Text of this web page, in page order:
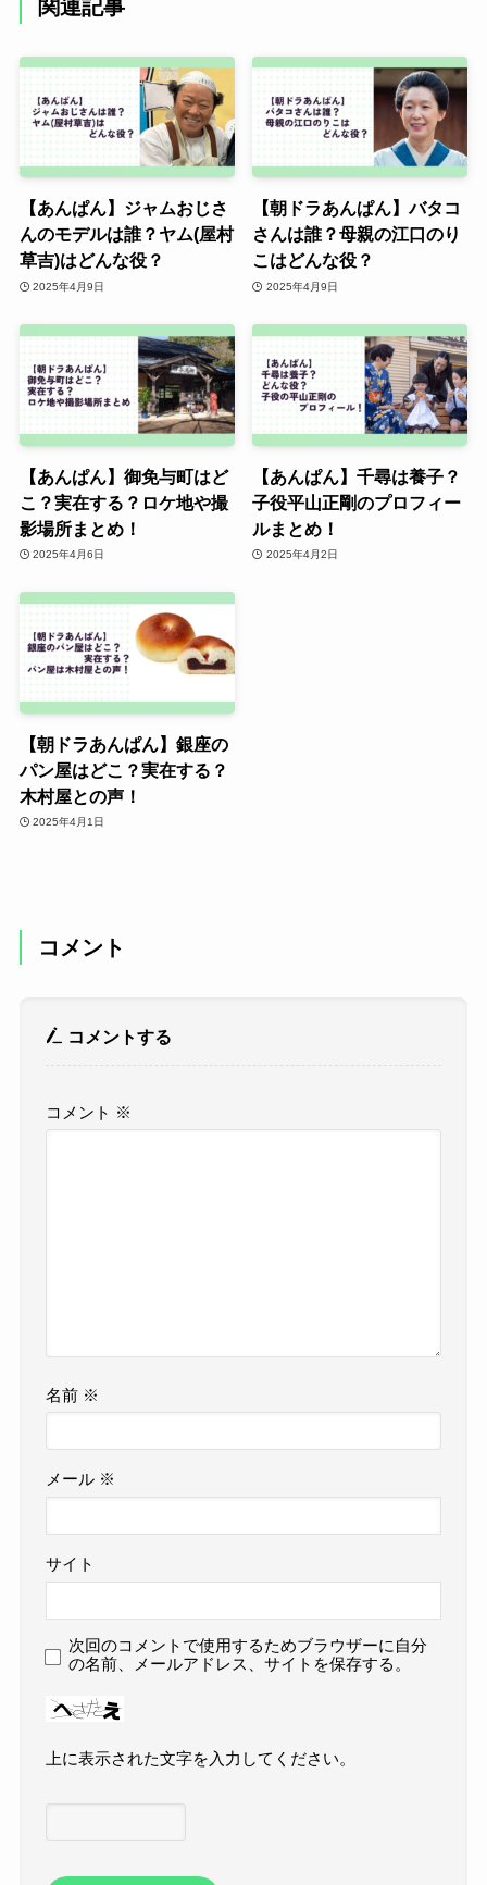
関連記事
【あんぱん】ジャムおじさ
んのモデルは誰？ヤム(屋村
草吉)はどんな役？
2025年4月9日
【朝ドラあんぱん】バタコ
さんは誰？母親の江口のり
こはどんな役？
2025年4月9日
【あんぱん】御免与町はど
こ？実在する？ロケ地や撮
影場所まとめ！
2025年4月6日
【あんぱん】千尋は養子？
子役平山正剛のプロフィー
ルまとめ！
2025年4月2日
【朝ドラあんぱん】銀座の
パン屋はどこ？実在する？
木村屋との声！
2025年4月1日
コメント
コメントする
コメント ※
名前 ※
メール ※
サイト
次回のコメントで使用するためブラウザーに自分
の名前、メールアドレス、サイトを保存する。
上に表示された文字を入力してください。